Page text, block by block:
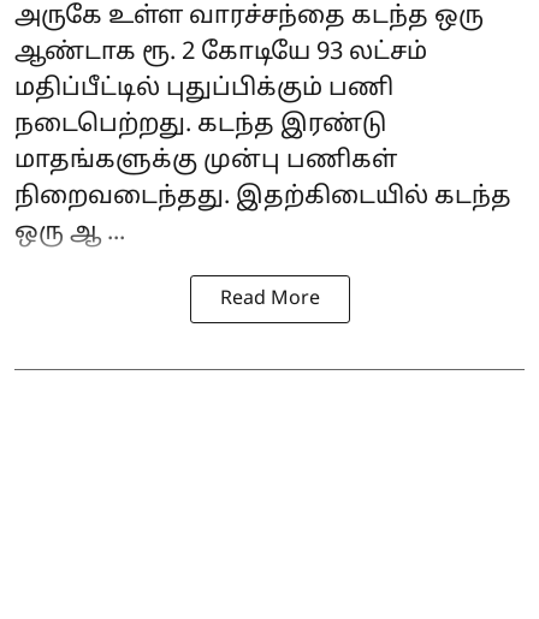
அருகே உள்ள வாரச்சந்தை கடந்த ஒரு
ஆண்டாக ரூ. 2 கோடியே 93 லட்சம்
மதிப்பீட்டில் புதுப்பிக்கும் பணி
நடைபெற்றது. கடந்த இரண்டு
மாதங்களுக்கு முன்பு பணிகள்
நிறைவடைந்தது. இதற்கிடையில் கடந்த
ஒரு ஆ ...
Read More